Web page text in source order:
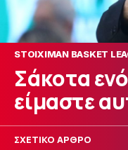
STOIXIMAN BASKET
Σάκοτα
είμαστε
ΣΧΕΤΙΚΟ ΑΡΘΡΟ